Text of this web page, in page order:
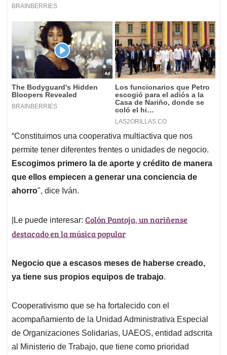
“Constituimos una cooperativa multiactiva que nos
permite tener diferentes frentes o unidades de negocio.
Escogimos primero la de aporte y crédito de manera
que ellos empiecen a generar una conciencia de
ahorro", dice Iván.
|Le puede interesar: Colón Pantoja, un nariñense
destacado en la música popular
Negocio que a escasos meses de haberse creado,
ya tiene sus propios equipos de trabajo.
Cooperativismo que se ha fortalecido con el
acompañamiento de la Unidad Administrativa Especial
de Organizaciones Solidarias, UAEOS, entidad adscrita
al Ministerio de Trabajo, que tiene como prioridad